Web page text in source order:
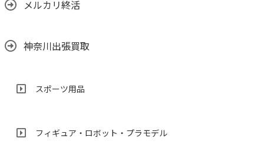
メルカリ終活
神奈川出張買取
スポーツ用品
フィギュア・ロボット・プラモデル